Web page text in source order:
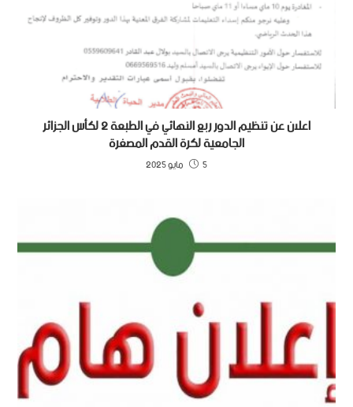
اعلان عن تنظيم الدور ربع النهائي في الطبعة 2 لكأس الجزائر
الجامعية لكرة القدم المصغرة
5 مايو 2025